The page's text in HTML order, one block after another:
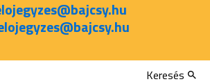
Keresés